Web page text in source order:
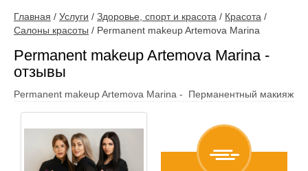
Главная / Услуги / Здоровье, спорт и красота / Красота /
Салоны красоты / Permanent makeup Artemova Marina
Permanent makeup Artemova Marina -
отзывы
Permanent makeup Artemova Marina - Перманентный макияж